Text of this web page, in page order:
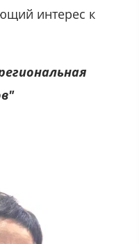
интерес к